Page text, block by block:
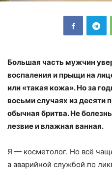
Большая часть мужчин
воспаления и прыщи на
или «такая кожа». Но за
восьми случаях из десяти
обычная бритва. Не
лезвие и влажная ванная.
Я — косметолог. Но всё
а аварийной службой по